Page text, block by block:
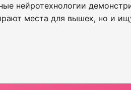
нейротехнологии
места для вышек, но и